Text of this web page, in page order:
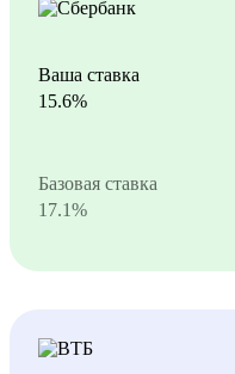
Ваша ставка
15.6%
Базовая ставка
17.1%